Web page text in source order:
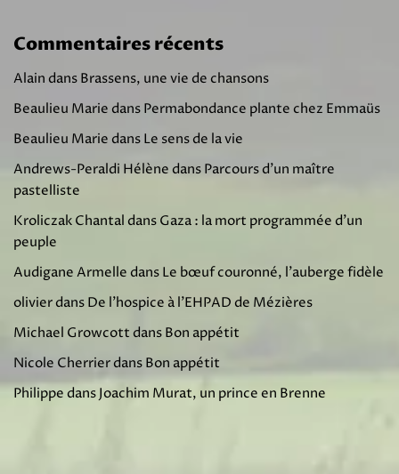
Commentaires récents
AlaindansBrassens, une vie de chansons
Beaulieu MariedansPermabondance plante chez Emmaüs
Beaulieu MariedansLe sens de la vie
Andrews-Peraldi HélènedansParcours d’un maître
pastelliste
Kroliczak ChantaldansGaza : la mort programmée d’un
peuple
Audigane ArmelledansLe bœuf couronné, l’auberge fidèle
olivierdansDe l’hospice à l’EHPAD de Mézières
Michael GrowcottdansBon appétit
Nicole CherrierdansBon appétit
PhilippedansJoachim Murat, un prince en Brenne